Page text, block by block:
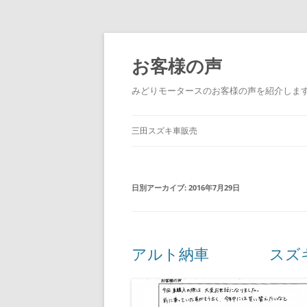
コ
テ
ン
ツ
へ
ス
お客様の声
みどりモータースのお客様の声を紹介しま
三田スズキ車販売
日別アーカイブ: 2016年7月29日
アルト納車 スズキ